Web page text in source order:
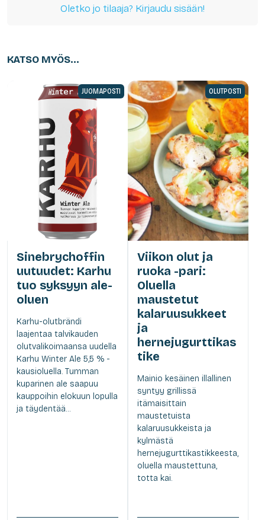
Oletko jo tilaaja? Kirjaudu sisään!
KATSO MYÖS...
JUOMAPOSTI
Sinebrychoffin
uutuudet: Karhu
tuo syksyyn ale-
oluen
Karhu-olutbrändi
laajentaa talvikauden
olutvalikoimaansa uudella
Karhu Winter Ale 5,5 % -
kausioluella. Tumman
kuparinen ale saapuu
kauppoihin elokuun lopulla
ja täydentää...
OLUTPOSTI
Viikon olut ja
ruoka -pari:
Oluella
maustetut
kalaruusukkeet
ja
hernejugurttikas
tike
Mainio kesäinen illallinen
syntyy grillissä
itämaisittain
maustetuista
kalaruusukkeista ja
kylmästä
hernejugurttikastikkeesta,
oluella maustettuna,
totta kai.